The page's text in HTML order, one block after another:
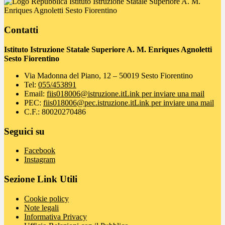
Enriques Agnoletti Sesto Fiorentino
Contatti
Istituto Istruzione Statale Superiore A. M. Enriques Agnoletti
Sesto Fiorentino
Via Madonna del Piano, 12 – 50019 Sesto Fiorentino
Tel: 055/453891
Email: fiis018006@istruzione.itLink per inviare una mail
PEC: fiis018006@pec.istruzione.itLink per inviare una mail
C.F.: 80020270486
Seguici su
Facebook
Instagram
Sezione Link Utili
Cookie policy
Note legali
Informativa Privacy